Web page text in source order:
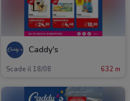
Caddy's
Scade il 18/08 632 m